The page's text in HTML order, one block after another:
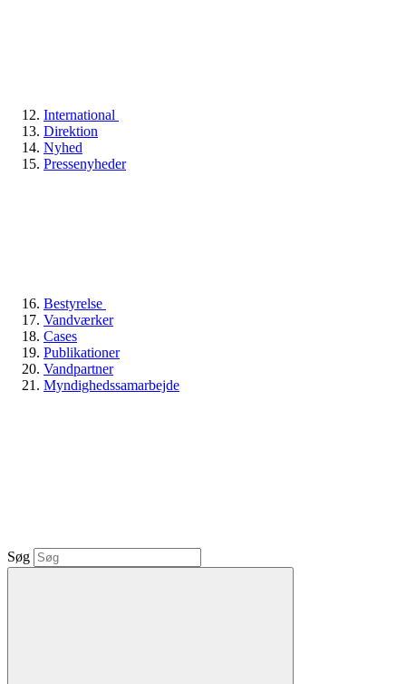
International
Direktion
Nyhed
Pressenyheder
Bestyrelse
Vandværker
Cases
Publikationer
Vandpartner
Myndighedssamarbejde
Søg